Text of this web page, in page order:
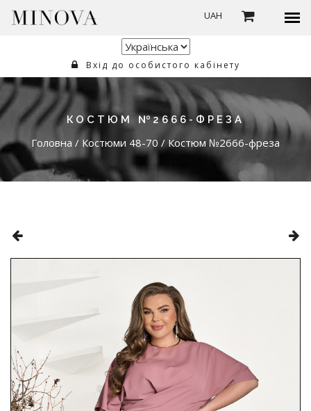
UAH
Вхід до особистого кабінету
КОСТЮМ №2666-ФРЕЗА
Головна / Костюми 48-70 / Костюм №2666-фреза